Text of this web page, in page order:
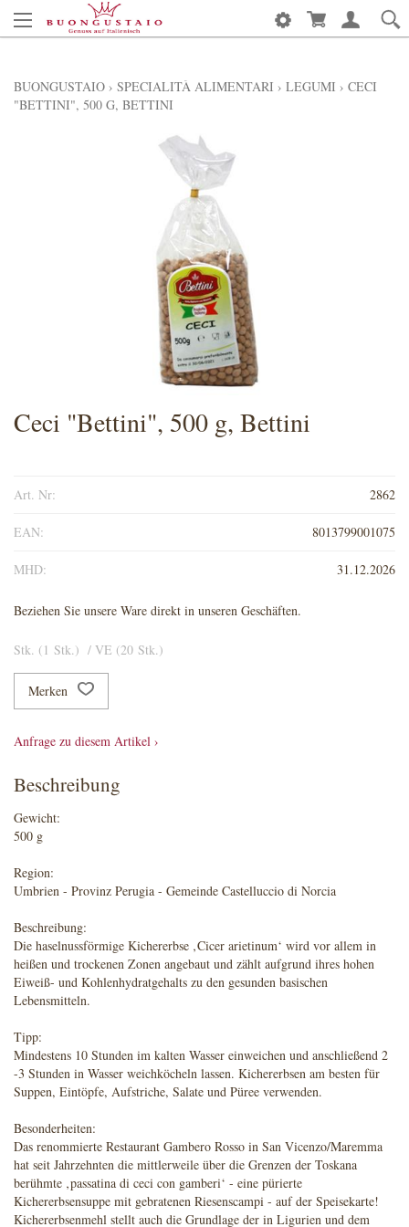
BUONGUSTAIO › SPECIALITÀ ALIMENTARI › LEGUMI › CECI
"BETTINI", 500 G, BETTINI
Ceci "Bettini", 500 g, Bettini
Art. Nr: 2862
EAN: 8013799001075
MHD: 31.12.2026
Beziehen Sie unsere Ware direkt in unseren Geschäften.
Stk. (1 Stk.) / VE (20 Stk.)
Merken
Anfrage zu diesem Artikel ›
Beschreibung
Gewicht:
500 g
Region:
Umbrien - Provinz Perugia - Gemeinde Castelluccio di Norcia
Beschreibung:
Die haselnussförmige Kichererbse ‚Cicer arietinum‘ wird vor allem in
heißen und trockenen Zonen angebaut und zählt aufgrund ihres hohen
Eiweiß- und Kohlenhydratgehalts zu den gesunden basischen
Lebensmitteln.
Tipp:
Mindestens 10 Stunden im kalten Wasser einweichen und anschließend 2
-3 Stunden in Wasser weichköcheln lassen. Kichererbsen am besten für
Suppen, Eintöpfe, Aufstriche, Salate und Püree verwenden.
Besonderheiten:
Das renommierte Restaurant Gambero Rosso in San Vicenzo/Maremma
hat seit Jahrzehnten die mittlerweile über die Grenzen der Toskana
berühmte ‚passatina di ceci con gamberi‘ - eine pürierte
Kichererbsensuppe mit gebratenen Riesenscampi - auf der Speisekarte!
Kichererbsenmehl stellt auch die Grundlage der in Ligurien und dem